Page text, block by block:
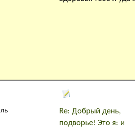
Re: Добрый день,
подворье! Это я: и